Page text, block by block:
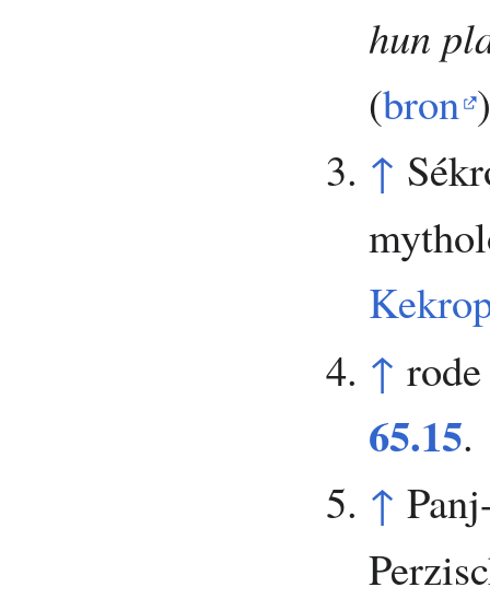
hun
(bron
↑
↑
65.15.
↑